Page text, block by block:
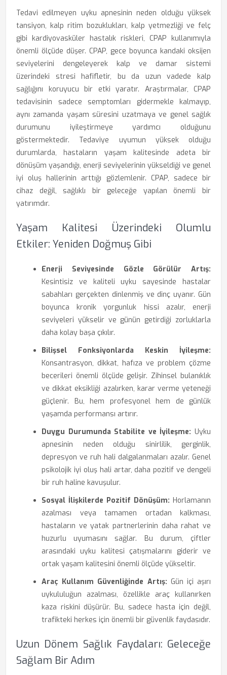
Tedavi edilmeyen uyku apnesinin neden olduğu yüksek
tansiyon, kalp ritim bozuklukları, kalp yetmezliği ve felç
gibi kardiyovasküler hastalık riskleri, CPAP kullanımıyla
önemli ölçüde düşer. CPAP, gece boyunca kandaki oksijen
seviyelerini dengeleyerek kalp ve damar sistemi
üzerindeki stresi hafifletir, bu da uzun vadede kalp
sağlığını koruyucu bir etki yaratır. Araştırmalar, CPAP
tedavisinin sadece semptomları gidermekle kalmayıp,
aynı zamanda yaşam süresini uzatmaya ve genel sağlık
durumunu iyileştirmeye yardımcı olduğunu
göstermektedir. Tedaviye uyumun yüksek olduğu
durumlarda, hastaların yaşam kalitesinde adeta bir
dönüşüm yaşandığı, enerji seviyelerinin yükseldiği ve genel
iyi oluş hallerinin arttığı gözlemlenir. CPAP, sadece bir
cihaz değil, sağlıklı bir geleceğe yapılan önemli bir
yatırımdır.
Yaşam Kalitesi Üzerindeki Olumlu
Etkiler: Yeniden Doğmuş Gibi
Enerji Seviyesinde Gözle Görülür Artış:
Kesintisiz ve kaliteli uyku sayesinde hastalar
sabahları gerçekten dinlenmiş ve dinç uyanır. Gün
boyunca kronik yorgunluk hissi azalır, enerji
seviyeleri yükselir ve günün getirdiği zorluklarla
daha kolay başa çıkılır.
Bilişsel Fonksiyonlarda Keskin İyileşme:
Konsantrasyon, dikkat, hafıza ve problem çözme
becerileri önemli ölçüde gelişir. Zihinsel bulanıklık
ve dikkat eksikliği azalırken, karar verme yeteneği
güçlenir. Bu, hem profesyonel hem de günlük
yaşamda performansı artırır.
Duygu Durumunda Stabilite ve İyileşme: Uyku
apnesinin neden olduğu sinirlilik, gerginlik,
depresyon ve ruh hali dalgalanmaları azalır. Genel
psikolojik iyi oluş hali artar, daha pozitif ve dengeli
bir ruh haline kavuşulur.
Sosyal İlişkilerde Pozitif Dönüşüm: Horlamanın
azalması veya tamamen ortadan kalkması,
hastaların ve yatak partnerlerinin daha rahat ve
huzurlu uyumasını sağlar. Bu durum, çiftler
arasındaki uyku kalitesi çatışmalarını giderir ve
ortak yaşam kalitesini önemli ölçüde yükseltir.
Araç Kullanım Güvenliğinde Artış: Gün içi aşırı
uykululuğun azalması, özellikle araç kullanırken
kaza riskini düşürür. Bu, sadece hasta için değil,
trafikteki herkes için önemli bir güvenlik faydasıdır.
Uzun Dönem Sağlık Faydaları: Geleceğe
Sağlam Bir Adım